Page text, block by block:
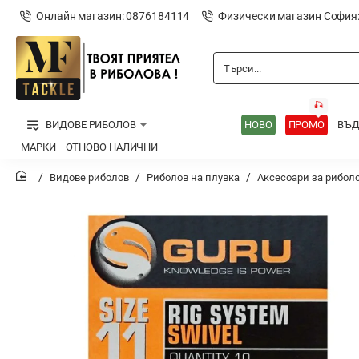
Онлайн магазин: 0876184114 Физически магазин
Търси...
ВИДОВЕ РИБОЛОВ НОВО ПРОМО
🎣
МАРКИ
ОТНОВО НАЛИЧНИ
Видове риболов Риболов на плувка Аксесоари за